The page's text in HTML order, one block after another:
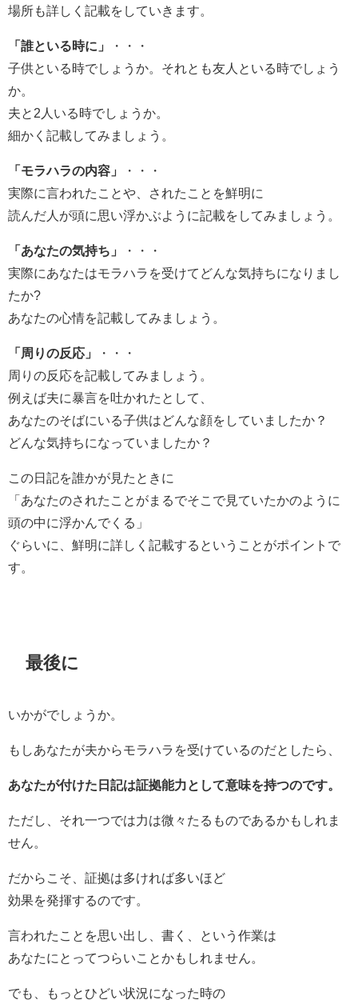
場所も詳しく記載をしていきます。
「誰といる時に」
・・・
子供といる時でしょうか。それとも友人といる時でしょう
か。
夫と2人いる時でしょうか。
細かく記載してみましょう。
「モラハラの内容」
・・・
実際に言われたことや、されたことを鮮明に
読んだ人が頭に思い浮かぶように記載をしてみましょう。
「あなたの気持ち」
・・・
実際にあなたはモラハラを受けてどんな気持ちになりまし
たか?
あなたの心情を記載してみましょう。
「周りの反応」
・・・
周りの反応を記載してみましょう。
例えば夫に暴言を吐かれたとして、
あなたのそばにいる子供はどんな顔をしていましたか？
どんな気持ちになっていましたか？
この日記を誰かが見たときに
「あなたのされたことがまるでそこで見ていたかのように
頭の中に浮かんでくる」
ぐらいに、鮮明に詳しく記載するということがポイントで
す。
最後に
いかがでしょうか。
もしあなたが夫からモラハラを受けているのだとしたら、
あなたが付けた日記は証拠能力として意味を持つのです。
ただし、それ一つでは力は微々たるものであるかもしれま
せん。
だからこそ、証拠は多ければ多いほど
効果を発揮するのです。
言われたことを思い出し、書く、という作業は
あなたにとってつらいことかもしれません。
でも、もっとひどい状況になった時の